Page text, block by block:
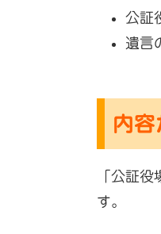
公証
遺言
内容
「公証
す。